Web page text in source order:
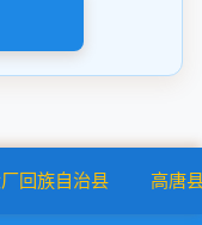
高唐县 贡井区